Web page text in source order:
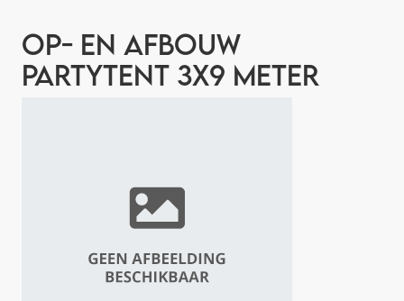
Op- en afbouw
partytent 3x9 meter